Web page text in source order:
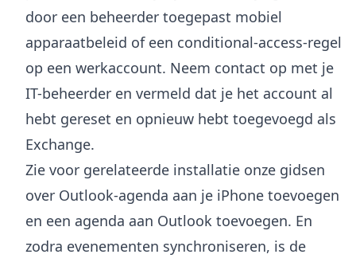
door een beheerder toegepast mobiel
apparaatbeleid of een conditional-access-regel
op een werkaccount. Neem contact op met je
IT-beheerder en vermeld dat je het account al
hebt gereset en opnieuw hebt toegevoegd als
Exchange.
Zie voor gerelateerde installatie onze gidsen
over Outlook-agenda aan je iPhone toevoegen
en een agenda aan Outlook toevoegen. En
zodra evenementen synchroniseren, is de